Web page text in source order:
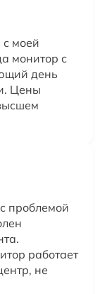
с моей
монитор с
день
Цены
проблемой
работает
не